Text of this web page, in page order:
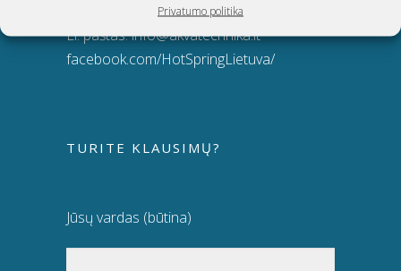
Privatumo politika
8 5 270 9695
El. paštas:info@akvatechnika.lt
facebook.com/HotSpringLietuva/
TURITE KLAUSIMŲ?
Jūsų vardas (būtina)